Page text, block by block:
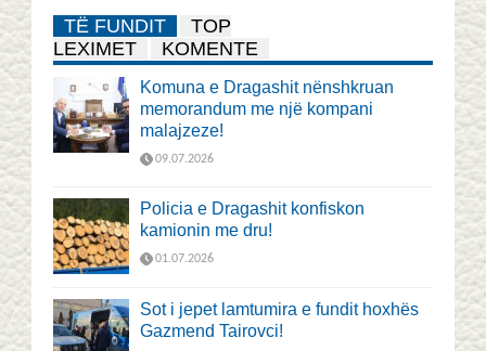
TË FUNDIT
TOP
LEXIMET
KOMENTE
Komuna e Dragashit nënshkruan
memorandum me një kompani
malajzeze!
09.07.2026
Policia e Dragashit konfiskon
kamionin me dru!
01.07.2026
Sot i jepet lamtumira e fundit hoxhës
Gazmend Tairovci!